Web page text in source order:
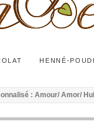
HENNÉ-
: Amour/ Amor/